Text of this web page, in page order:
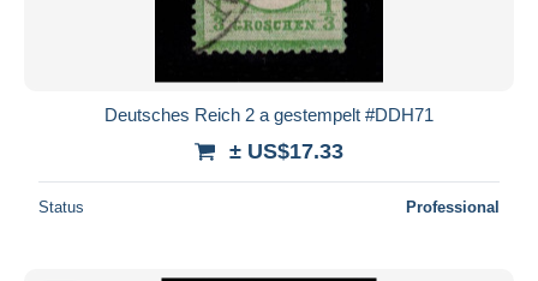
Deutsches Reich 2 a gestempelt #DDH71
± US$17.33
Status Professional